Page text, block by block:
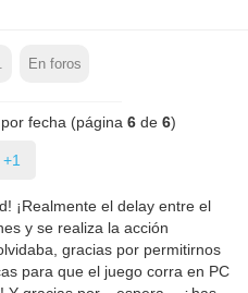
En foros
fecha (página 6de 6)
+1
¡Realmente el delay entre el
y se realiza la acción
gracias por permitirnos
para que el juego corra en PC